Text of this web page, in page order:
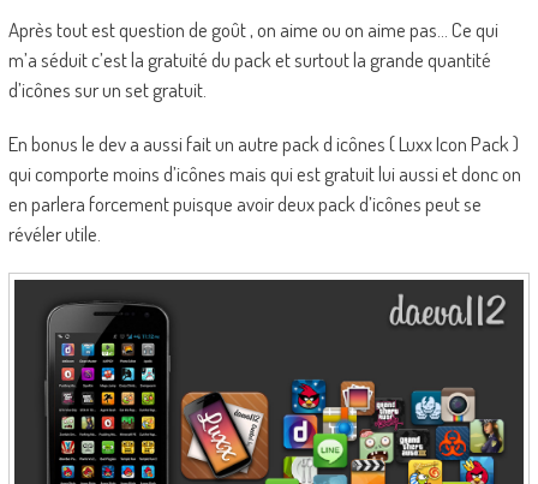
Après tout est question de goût , on aime ou on aime pas… Ce qui
m’a séduit c’est la gratuité du pack et surtout la grande quantité
d’icônes sur un set gratuit.
En bonus le dev a aussi fait un autre pack d icônes ( Luxx Icon Pack )
qui comporte moins d’icônes mais qui est gratuit lui aussi et donc on
en parlera forcement puisque avoir deux pack d’icônes peut se
révéler utile.